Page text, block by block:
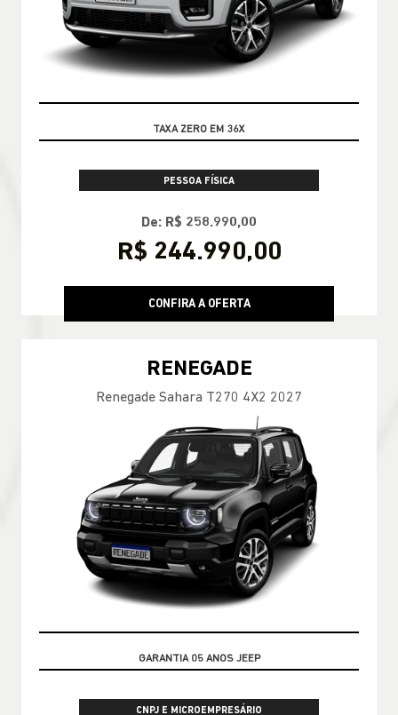
OPORTUNIDADE
PESSOA FÍSICA
De: R$ 258.990,00
R$ 244.990,00
CONFIRA A OFERTA
RENEGADE
Renegade Sahara T270 4X2 2027
CNPJ E MICROEMPRESÁRIO